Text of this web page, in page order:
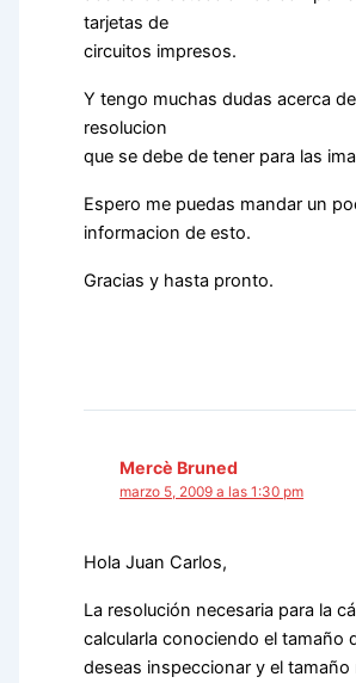
tarjetas de
circuitos impresos.
Y tengo muchas dudas acerca
resolucion
que se debe de tener para las
Espero me puedas mandar un
informacion de esto.
Gracias y hasta pronto.
Mercè Bruned
marzo 5, 2009 a las 1:30 pm
Hola Juan Carlos,
La resolución necesaria para la
calcularla conociendo el tamaño
deseas inspeccionar y el tamaño